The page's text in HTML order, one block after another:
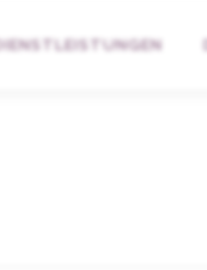
DIENSTLEISTUNGEN